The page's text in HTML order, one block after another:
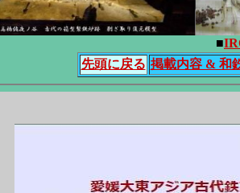
■
先頭に戻る 掲載内容 & 和